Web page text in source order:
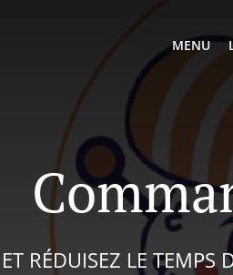
MENU
ET RÉDUISEZ LE TEMPS